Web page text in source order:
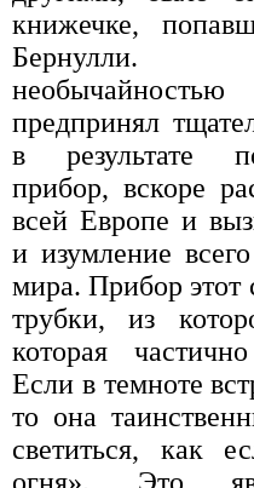
книжечке,
Бернулли.
предпринял
в результате
прибор, вскоре
всей Европе и
и изумление
мира. Прибор этот
трубки, из
которая
Если в темноте
то она
светиться, как
огня». Это